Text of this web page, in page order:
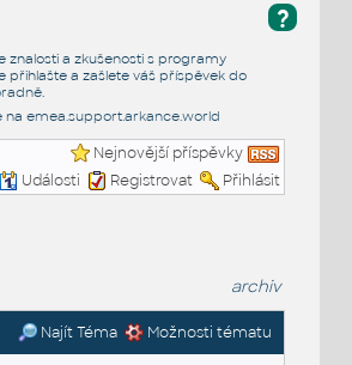
?
znalosti a zkušenosti s programy
přihlašte a zašlete váš příspěvek do
.
na emea.support.arkance.world
Nejnovější příspěvky
Události Registrovat Přihlásit
archiv
Najít Téma Možnosti tématu